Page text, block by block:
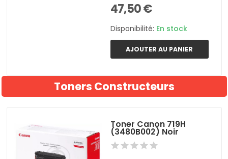
47,50 €
Disponibilité: En stock
AJOUTER AU PANIER
Toners Constructeurs
Toner Canon 719H
(3480B002) Noir